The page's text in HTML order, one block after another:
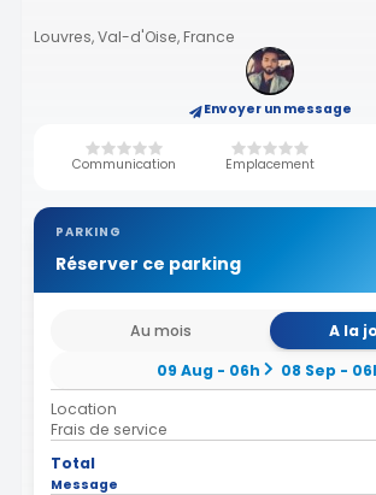
Louvres, Val-d'Oise, France
Envoyer un message
Communication Emplacement
PARKING
Réserver ce parking
Au mois
A la
09 Aug - 06h
08 Sep -
Location
Frais de service
Total
Message